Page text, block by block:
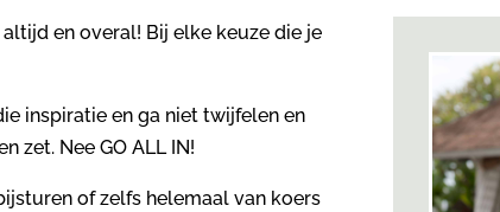
en overal! Bij elke keuze die je
inspiratie en ga niet twijfelen en
zet. Nee GO ALL IN!
of zelfs helemaal van koers